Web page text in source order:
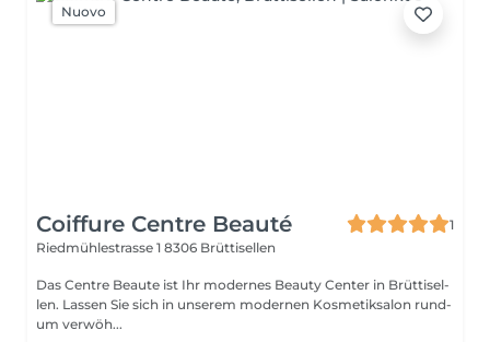
Nuovo
Coiffure Centre Beauté
1
Riedmühlestrasse 1 8306 Brüttisellen
Das Cent­re Beau­te ist Ihr mo­der­nes Be­au­ty Cen­ter in Brüt­ti­sel­
len. Las­sen Sie sich in un­se­rem mo­der­nen Kos­me­tik­sa­lon rund­
um ver­wöh...